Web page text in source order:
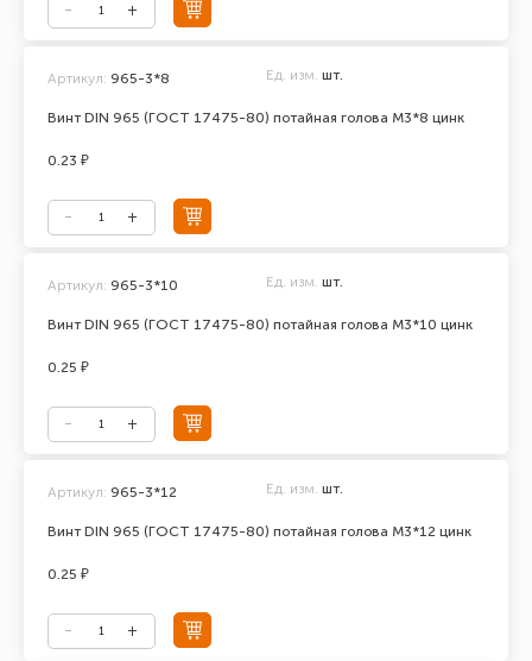
Винт DIN 965 (ГОСТ 17475-80) потайная голова М3*8 цинк
Артикул: 965-3*8 Ед. изм. шт.
0.23 ₽
Винт DIN 965 (ГОСТ 17475-80) потайная голова М3*10 цинк
Артикул: 965-3*10 Ед. изм. шт.
0.25 ₽
Винт DIN 965 (ГОСТ 17475-80) потайная голова М3*12 цинк
Артикул: 965-3*12 Ед. изм. шт.
0.25 ₽